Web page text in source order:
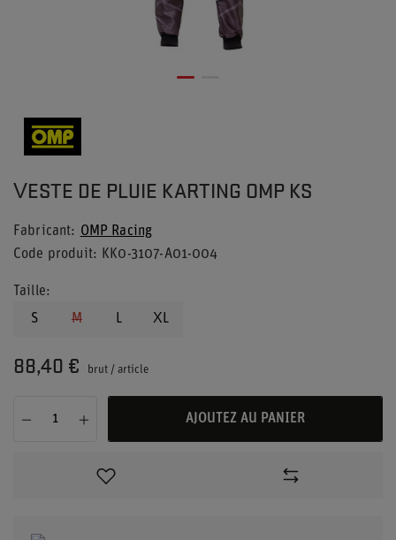
VESTE DE PLUIE KARTING OMP KS
Fabricant
OMP Racing
Code produit
KK0-3107-A01-004
Taille
S
M L XL
88,40 € brut / article
AJOUTEZ AU PANIER